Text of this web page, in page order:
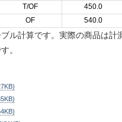
T/OF
450.0
OF 540.0
ル計算です。実際の商品は計
。